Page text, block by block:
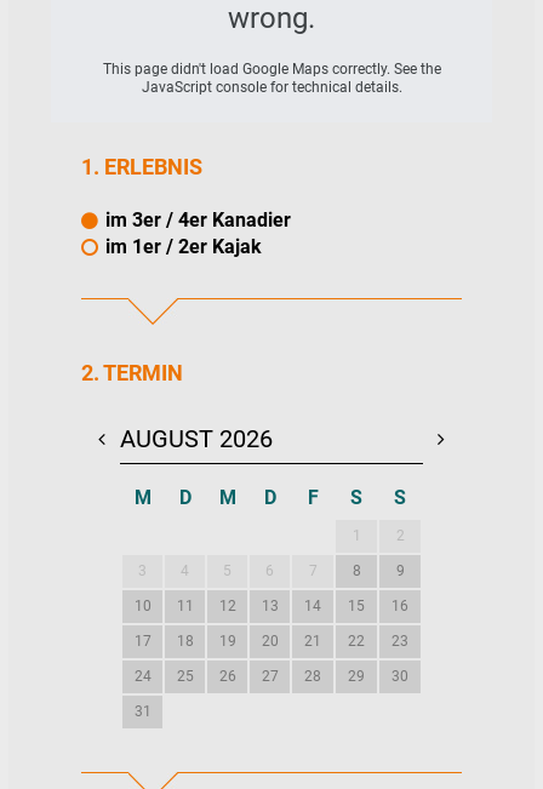
wrong.
This page didn't load Google Maps correctly. See the
JavaScript console for technical details.
1. ERLEBNIS
im 3er / 4er Kanadier
im 1er / 2er Kajak
2. TERMIN
AUGUST 2026
M D M D F S S
1 2
3 4 5 6 7 8 9
10 11 12 13 14 15 16
17 18 19 20 21 22 23
24 25 26 27 28 29 30
31